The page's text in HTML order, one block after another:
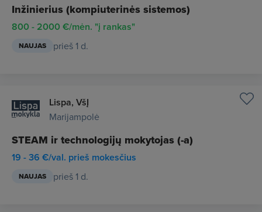
Inžinierius (kompiuterinės sistemos)
800 - 2000 €/mėn. "į rankas"
NAUJAS prieš 1 d.
Lispa, VšĮ
Marijampolė
STEAM ir technologijų mokytojas (-a)
19 - 36 €/val. prieš mokesčius
NAUJAS prieš 1 d.